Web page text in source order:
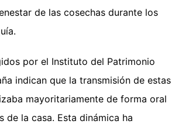
de las cosechas durante los
por el Instituto del Patrimonio
indican que la transmisión de estas
mayoritariamente de forma oral
de la casa. Esta dinámica ha